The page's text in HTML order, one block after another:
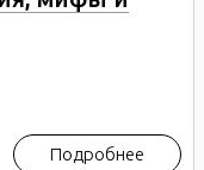
Подробнее